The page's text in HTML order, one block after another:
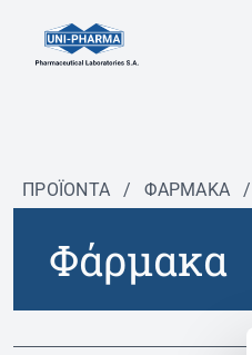
ΠΡΟΪΟΝΤΑ / ΦΆΡΜΑΚΑ /
Φάρμακα